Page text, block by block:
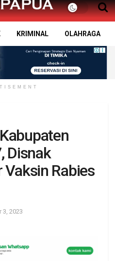
KRIMINAL OLAHRAGA
Disnak
Vaksin Rabies
3, 2023